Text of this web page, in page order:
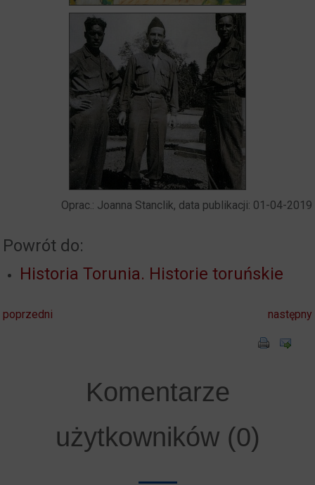
Oprac.: Joanna Stanclik, data publikacji: 01-04-2019
Powrót do:
Historia Torunia. Historie toruńskie
poprzedni następny
Komentarze
użytkowników (0)